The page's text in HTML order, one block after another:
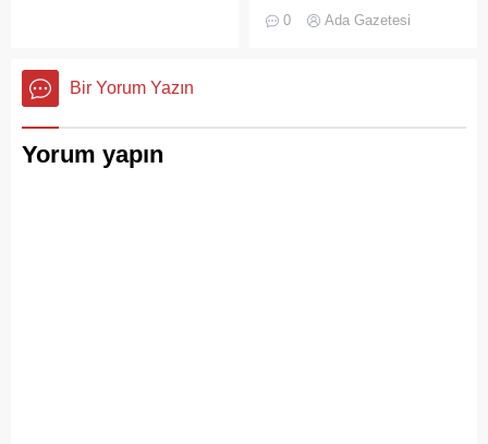
gelmesiyle birlikte artan
ziyaretçi yoğunluğu, temizlik
0 Ada Gazetesi
Bir Yorum Yazın
Yorum yapın